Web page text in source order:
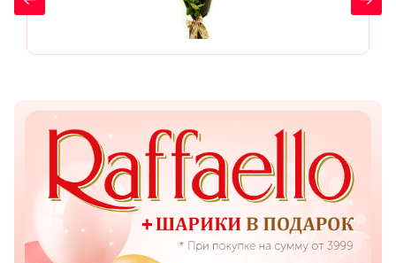
Цветы дочери
Цветы подруге
Показать еще
Цветы
Подсолнухи